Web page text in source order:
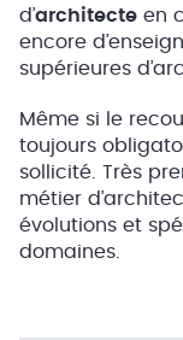
d’architecte en
encore
supérieures
Même si le
toujours
sollicité. Très
métier
évolutions et
domaines.